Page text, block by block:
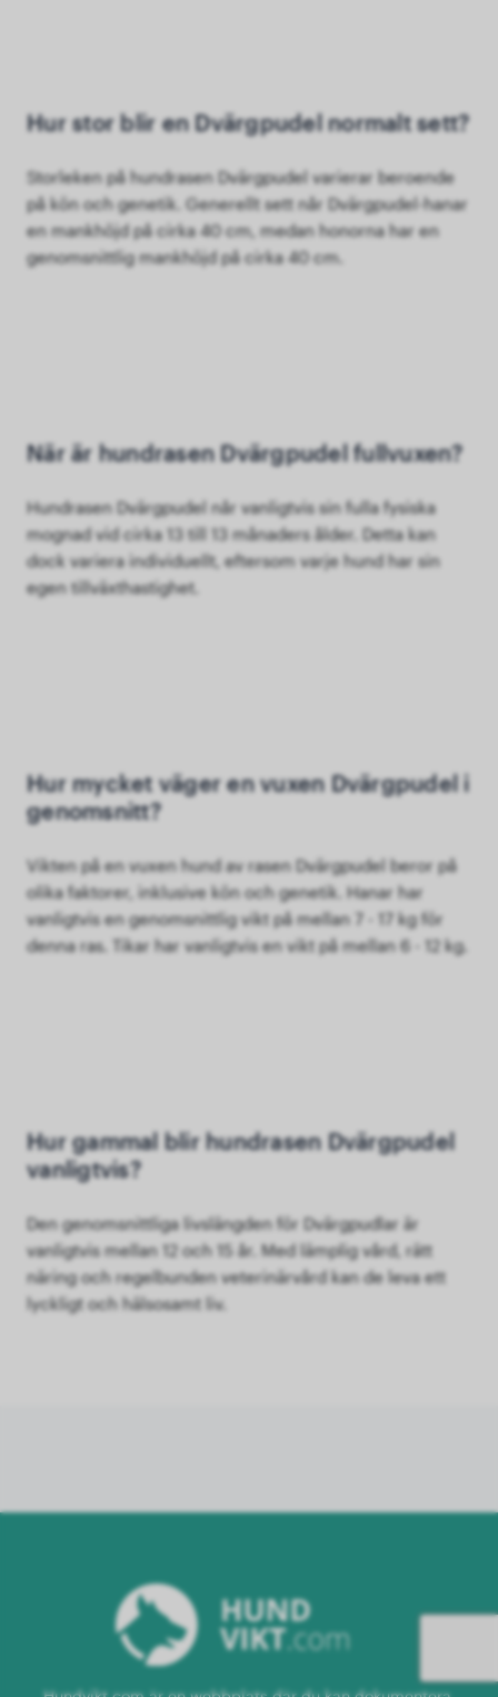
Hur stor blir en Dvärgpudel normalt sett?
Storleken på hundrasen Dvärgpudel varierar beroende
på kön och genetik. Generellt sett når Dvärgpudel-hanar
en mankhöjd på cirka 40 cm, medan honorna har en
genomsnittlig mankhöjd på cirka 40 cm.
När är hundrasen Dvärgpudel fullvuxen?
Hundrasen Dvärgpudel når vanligtvis sin fulla fysiska
mognad vid cirka 13 till 13 månaders ålder. Detta kan
dock variera individuellt, eftersom varje hund har sin
egen tillväxthastighet.
Hur mycket väger en vuxen Dvärgpudel i
genomsnitt?
Vikten på en vuxen hund av rasen Dvärgpudel beror på
olika faktorer, inklusive kön och genetik. Hanar har
vanligtvis en genomsnittlig vikt på mellan 7 - 17 kg för
denna ras. Tikar har vanligtvis en vikt på mellan 6 - 12 kg.
Hur gammal blir hundrasen Dvärgpudel
vanligtvis?
Den genomsnittliga livslängden för Dvärgpudlar är
vanligtvis mellan 12 och 15 år. Med lämplig vård, rätt
näring och regelbunden veterinärvård kan de leva ett
lyckligt och hälsosamt liv.